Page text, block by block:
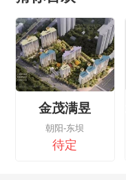
金茂满昱
朝阳-东坝
待定